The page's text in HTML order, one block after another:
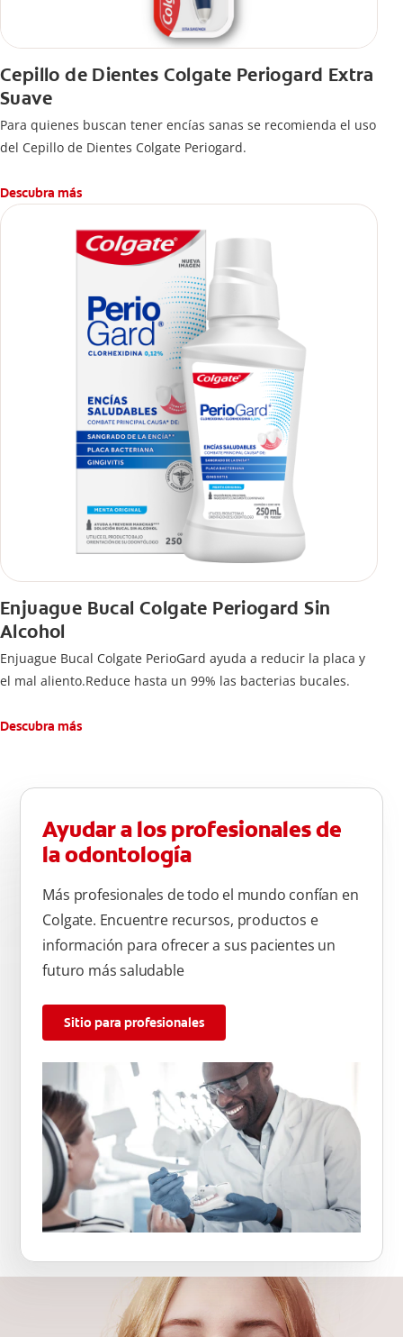
Cepillo de Dientes Colgate Periogard Extra
Suave
Para quienes buscan tener encías sanas se recomienda el uso
del Cepillo de Dientes Colgate Periogard.
Descubra más
Enjuague Bucal Colgate Periogard Sin
Alcohol
Enjuague Bucal Colgate PerioGard ayuda a reducir la placa y
el mal aliento.Reduce hasta un 99% las bacterias bucales.
Descubra más
Ayudar a los profesionales de
la odontología
Más profesionales de todo el mundo confían en
Colgate. Encuentre recursos, productos e
información para ofrecer a sus pacientes un
futuro más saludable
Sitio para profesionales